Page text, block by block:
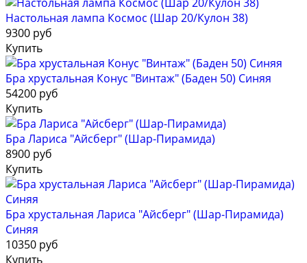
Настольная лампа Космос (Шар 20/Кулон 38)
9300 руб
Купить
Бра хрустальная Конус "Винтаж" (Баден 50) Синяя
54200 руб
Купить
Бра Лариса "Айсберг" (Шар-Пирамида)
8900 руб
Купить
Бра хрустальная Лариса "Айсберг" (Шар-Пирамида)
Синяя
10350 руб
Купить